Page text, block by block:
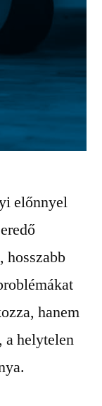
előnnyel
hosszabb
hanem
a helytelen